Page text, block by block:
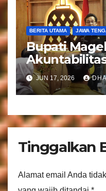
BERITA UTAMA JAWA
Bupati
Tranparansi
Bantuan
JUN 17, 2026
Tinggalkan
Alamat email Anda